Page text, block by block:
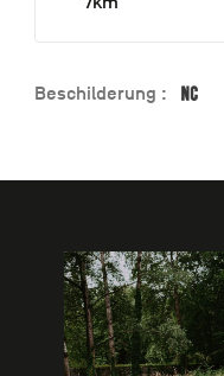
Beschilderung :
Galerie